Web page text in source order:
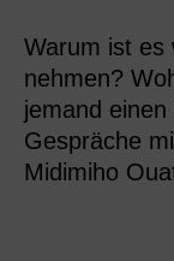
Warum ist es
nehmen?
jemand
Gespräche
Midimiho